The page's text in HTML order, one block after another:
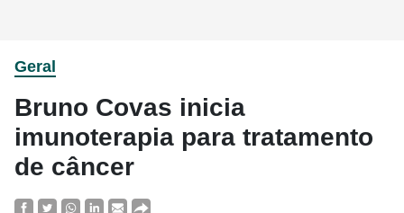
Geral
Bruno Covas inicia
imunoterapia para tratamento
de câncer